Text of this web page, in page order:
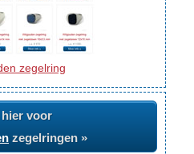
zegelring
voor
zegelringen »